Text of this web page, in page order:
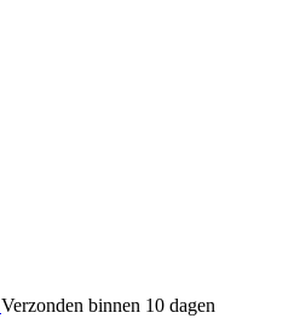
Verzonden binnen 10 dagen